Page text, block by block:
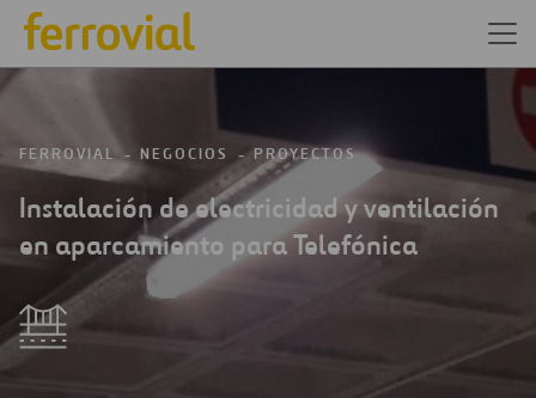
FERROVIAL NEGOCIOS PROYECTOS
Instalación de electricidad y ventilación
en aparcamiento para Telefónica